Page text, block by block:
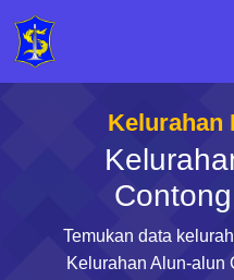
Kelurahan
Temukan data
Kelurahan Alun-alun